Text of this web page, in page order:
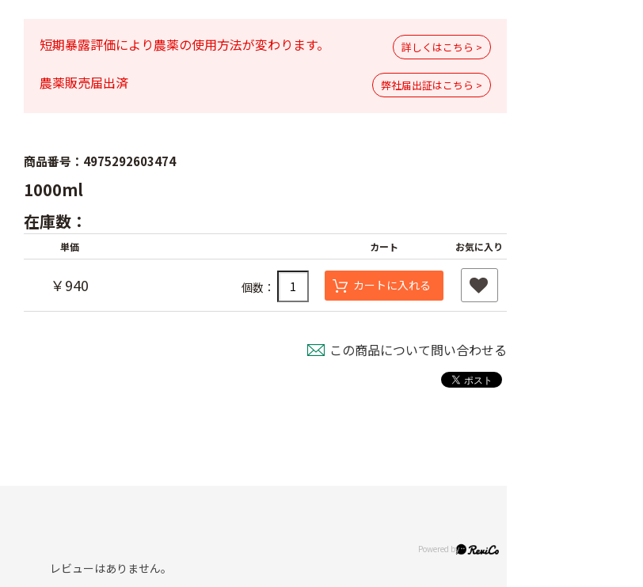
トマトトーン
携帯防虫器 森林香
用
バロンフゴ グリー
ン ＃100
短期暴露評価により農薬の使用方法が変わります。 詳しくはこちら >
農薬販売届出済 弊社届出証はこちら >
商品番号：4975292603474
1000ml
在庫数：
単価 カート お気に入り
￥940 個数： カートに入れる
この商品について問い合わせる
レビューはありません。